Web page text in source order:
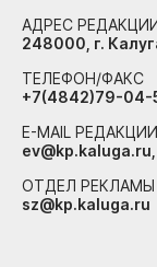
АДРЕС
248000, г.
ТЕЛЕФОН/ФАКС
+7(4842)79-04-
E-MAIL РЕДАКЦИИ
ОТДЕЛ РЕКЛАМЫ
sz@kp.kaluga.ru